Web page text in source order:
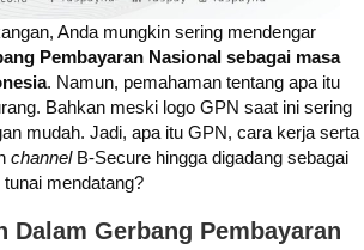
Anda mungkin sering mendengar
Pembayaran Nasional sebagai masa
. Namun, pemahaman tentang apa itu
Bahkan meski logo GPN saat ini sering
mudah. Jadi, apa itu GPN, cara kerja serta
channelB-Secure hingga digadang sebagai
mendatang?
Dalam Gerbang Pembayaran